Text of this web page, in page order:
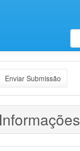
Enviar Submissão